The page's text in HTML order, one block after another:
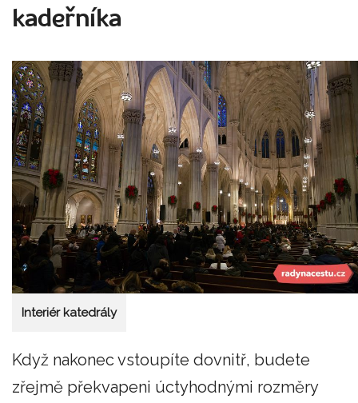
kadeřníka
Interiér katedrály
Když nakonec vstoupíte dovnitř, budete
zřejmě překvapeni úctyhodnými rozměry